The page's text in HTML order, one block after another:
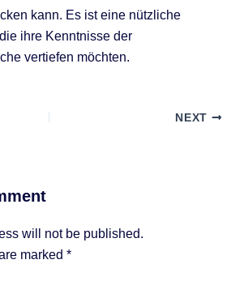
kann. Es ist eine nützliche
ihre Kenntnisse der
vertiefen möchten.
NEXT
will not be published.
marked *